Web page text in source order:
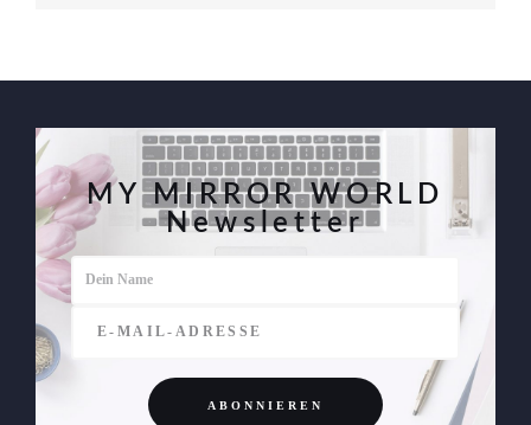
MY MIRROR WORLD
Newsletter